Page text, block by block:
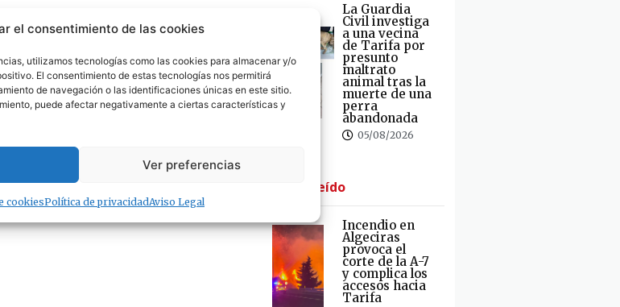
el consentimiento de las cookies
utilizamos tecnologías como las cookies para almacenar y/o
El consentimiento de estas tecnologías nos permitirá
de navegación o las identificaciones únicas en este sitio.
puede afectar negativamente a ciertas características y
Ver preferencias
cookiesPolítica de privacidadAviso Legal
La Guardia
Civil investiga
a una vecina
de Tarifa por
presunto
maltrato
animal tras la
muerte de una
perra
abandonada
05/08/2026
· Lo + Leído
Incendio en
Algeciras
provoca el
corte de la A-7
y complica los
accesos hacia
Tarifa